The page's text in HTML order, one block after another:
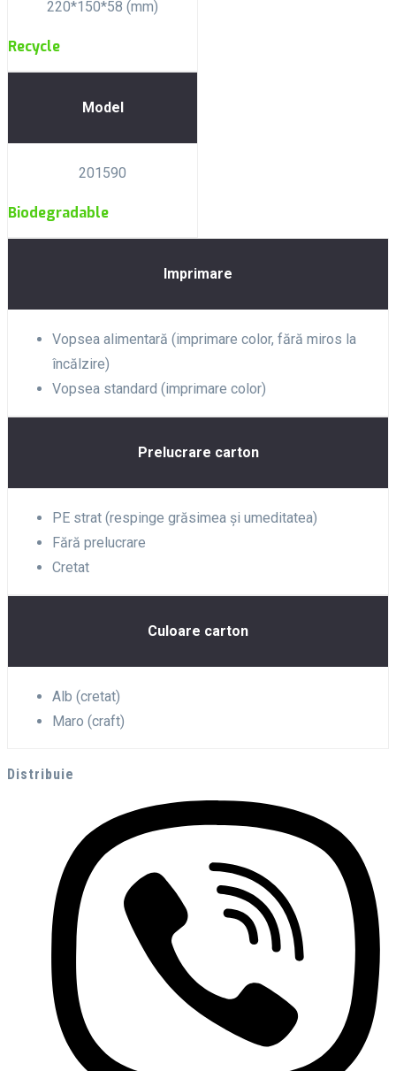
220*150*58 (mm)
Recycle
Model
201590
Biodegradable
Imprimare
Vopsea alimentară (imprimare color, fără miros la
încălzire)
Vopsea standard (imprimare color)
Prelucrare carton
PE strat (respinge grăsimea și umeditatea)
Fără prelucrare
Cretat
Culoare carton
Alb (cretat)
Maro (craft)
Distribuie